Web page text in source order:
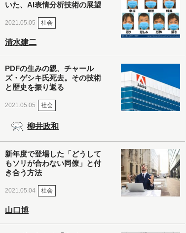
いた、AI表情分析技術の展望
2021.05.05 社会
清水建二
PDFの生みの親、チャール
ズ・ゲシキ氏死去。その技術
と歴史を振り返る
2021.05.05 社会
柳井政和
新年度で登場した「どうして
もソリが合わない同僚」と付
き合う方法
2021.05.04 社会
山口博